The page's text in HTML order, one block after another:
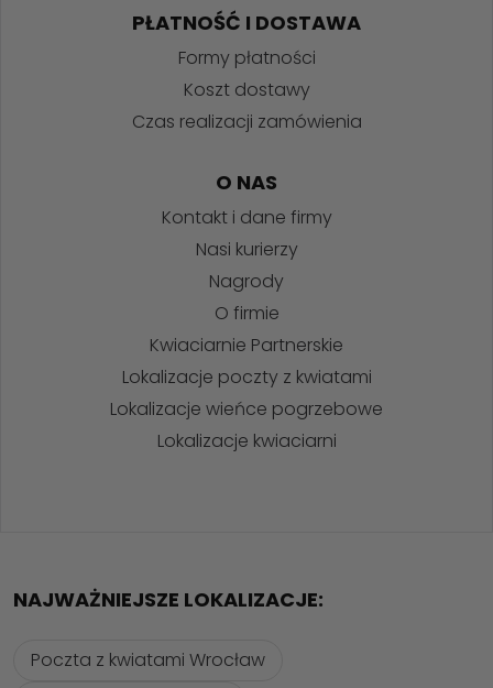
PŁATNOŚĆ I DOSTAWA
Formy płatności
Koszt dostawy
Czas realizacji zamówienia
O NAS
Kontakt i dane firmy
Nasi kurierzy
Nagrody
O firmie
Kwiaciarnie Partnerskie
Lokalizacje poczty z kwiatami
Lokalizacje wieńce pogrzebowe
Lokalizacje kwiaciarni
NAJWAŻNIEJSZE LOKALIZACJE:
Poczta z kwiatami Wrocław